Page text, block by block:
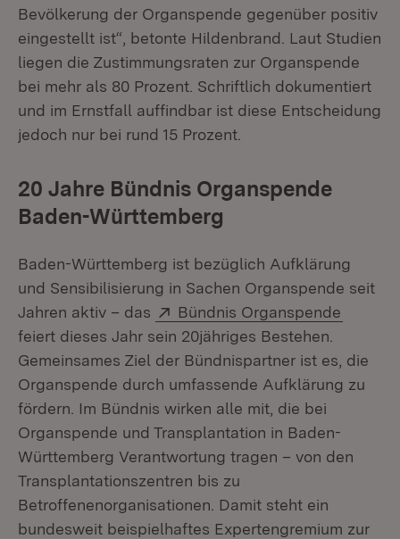
Bevölkerung der Organspende gegenüber positiv
eingestellt ist“, betonte Hildenbrand. Laut Studien
liegen die Zustimmungsraten zur Organspende
bei mehr als 80 Prozent. Schriftlich dokumentiert
und im Ernstfall auffindbar ist diese Entscheidung
jedoch nur bei rund 15 Prozent.
20 Jahre Bündnis Organspende
Baden-Württemberg
Baden-Württemberg ist bezüglich Aufklärung
und Sensibilisierung in Sachen Organspende seit
Jahren aktiv – das
Extern:
Bündnis Organspende
feiert dieses Jahr sein 20jähriges Bestehen.
Gemeinsames Ziel der Bündnispartner ist es, die
Organspende durch umfassende Aufklärung zu
fördern. Im Bündnis wirken alle mit, die bei
Organspende und Transplantation in Baden-
Württemberg Verantwortung tragen – von den
Transplantationszentren bis zu
Betroffenenorganisationen. Damit steht ein
bundesweit beispielhaftes Expertengremium zur